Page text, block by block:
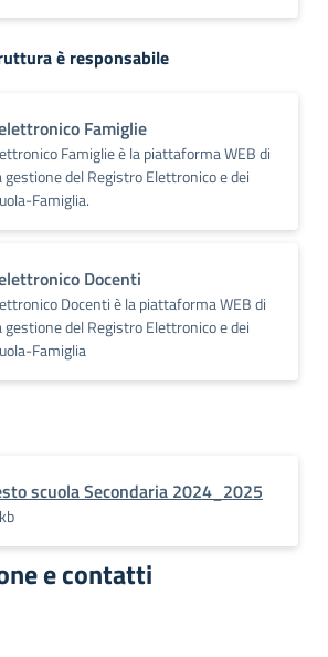
è responsabile
Famiglie
Famiglie è la piattaforma WEB di
gestione del Registro Elettronico e dei
Famiglia.
Docenti
Docenti è la piattaforma WEB di
gestione del Registro Elettronico e dei
Famiglia
scuola Secondaria 2024_2025
e contatti